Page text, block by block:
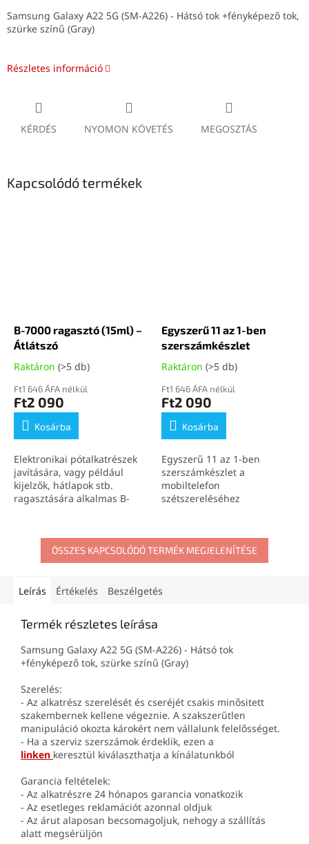
Samsung Galaxy A22 5G (SM-A226) - Hátsó tok +fényképező tok,
szürke színű (Gray)
Részletes információ
KÉRDÉS NYOMON KÖVETÉS MEGOSZTÁS
Kapcsolódó termékek
B-7000 ragasztó (15ml) –
Átlátszó
Raktáron (>5 db)
Ft1 646 ÁFA nélkül
Ft2 090
Kosárba
Elektronikai pótalkatrészek
javítására, vagy például
kijelzők, hátlapok stb.
ragasztására alkalmas B-
Egyszerű 11 az 1-ben
szerszámkészlet
Raktáron (>5 db)
Ft1 646 ÁFA nélkül
Ft2 090
Kosárba
Egyszerű 11 az 1-ben
szerszámkészlet a
mobiltelefon
szétszereléséhez
ÖSSZES KAPCSOLÓDÓ TERMÉK MEGJELENÍTÉSE
Leírás Értékelés Beszélgetés
Termék részletes leírása
Samsung Galaxy A22 5G (SM-A226) - Hátsó tok
+fényképező tok, szürke színű (Gray)
Szerelés:
- Az alkatrész szerelését és cseréjét csakis minősitett
szakembernek kellene végeznie. A szakszerűtlen
manipuláció okozta károkért nem vállalunk felelősséget.
- Ha a szerviz szerszámok érdeklik, ezen a
linken keresztül kiválaszthatja a kínálatunkból
Garancia feltételek:
- Az alkatrészre 24 hónapos garancia vonatkozik
- Az esetleges reklamációt azonnal oldjuk
- Az árut alaposan becsomagoljuk, nehogy a szállítás
alatt megsérüljön